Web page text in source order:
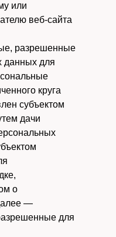
или
веб-сайта
разрешенные
данных для
круга
субъектом
дачи
о
—
для